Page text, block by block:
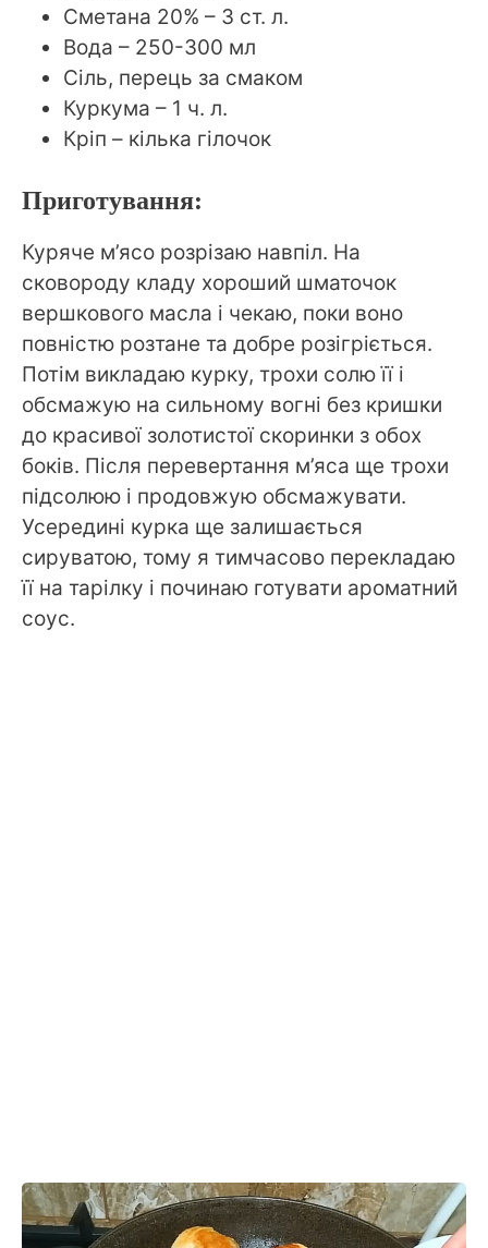
Сметана 20% – 3 ст. л.
Вода – 250-300 мл
Сіль, перець за смаком
Куркума – 1 ч. л.
Кріп – кілька гілочок
Приготування:
Куряче м’ясо розрізаю навпіл. На
сковороду кладу хороший шматочок
вершкового масла і чекаю, поки воно
повністю розтане та добре розігріється.
Потім викладаю курку, трохи солю її і
обсмажую на сильному вогні без кришки
до красивої золотистої скоринки з обох
боків. Після перевертання м’яса ще трохи
підсолюю і продовжую обсмажувати.
Усередині курка ще залишається
сируватою, тому я тимчасово перекладаю
її на тарілку і починаю готувати ароматний
соус.